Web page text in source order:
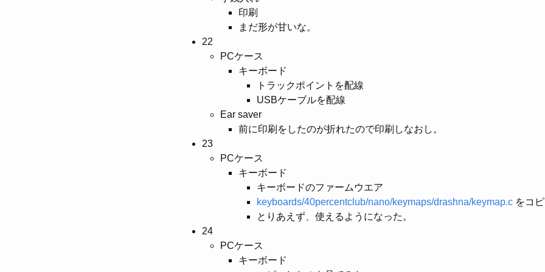
印刷
まだ形が甘いな。
22
PCケース
キーボード
トラックポイントを配線
USBケーブルを配線
Ear saver
前に印刷をしたのが折れたので印刷しなおし。
23
PCケース
キーボード
キーボードのファームウエア
keyboards/40percentclub/nano/keymaps/drashna/keymap.c をコ
とりあえず、使えるようになった。
24
PCケース
キーボード